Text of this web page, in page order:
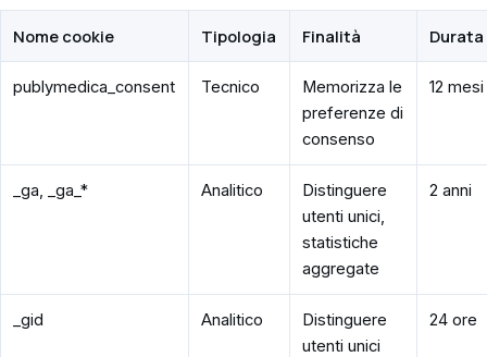
Nome cookie Tipologia Finalità Durata
publymedica_consent Tecnico
Memorizza le
preferenze di
consenso
12 mesi
_ga, _ga_* Analitico
Distinguere
utenti unici,
statistiche
aggregate
2 anni
_gid Analitico
Distinguere
utenti unici
24 ore